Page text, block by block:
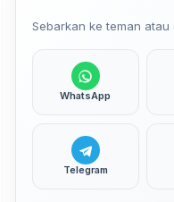
Sebarkan ke teman atau
WhatsApp
Telegram